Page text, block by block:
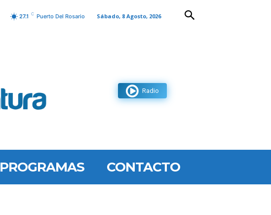
27.1 C Puerto Del Rosario Sábado, 8 Agosto, 2026
Radio
PROGRAMAS CONTACTO